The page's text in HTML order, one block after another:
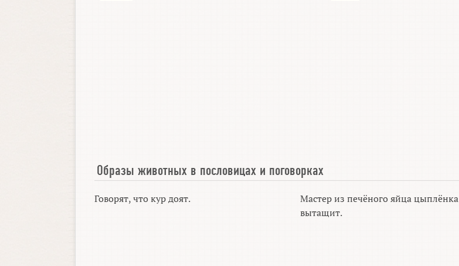
Образы животных в пословицах и поговорках
Говорят, что кур доят.
Мастер из печёного яйца цыплёнка
вытащит.